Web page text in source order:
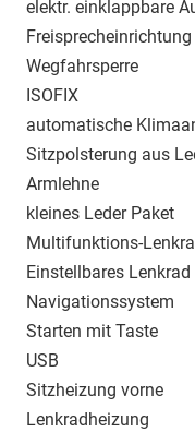
elektr. einklappbare
Freisprecheinrichtung
Wegfahrsperre
ISOFIX
automatische
Sitzpolsterung aus
Armlehne
kleines Leder Paket
Multifunktions-
Einstellbares Lenkrad
Navigationssystem
Starten mit Taste
USB
Sitzheizung vorne
Lenkradheizung